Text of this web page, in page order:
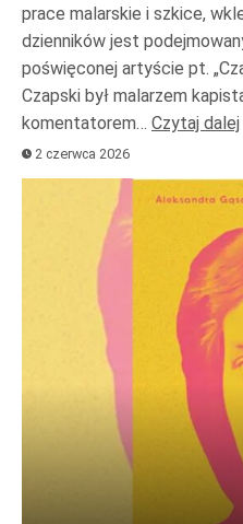
prace malarskie i szkice,
dzienników jest
poświęconej artyście pt.
Czapski był malarzem
komentatorem… Czytaj dalej
2 czerwca 2026
Odtwarzacz
dźwiękowych